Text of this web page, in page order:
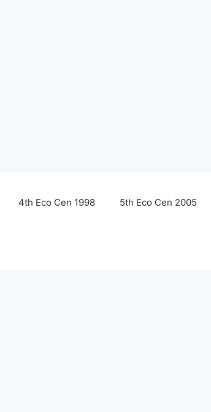
4th Eco Cen 1998 5th Eco Cen 2005